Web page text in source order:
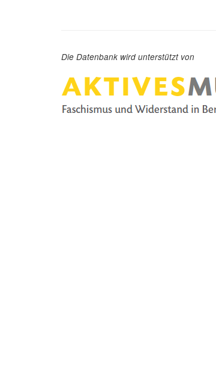
Die Datenbank wird unterstützt von